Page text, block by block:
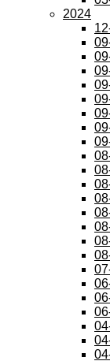
2024